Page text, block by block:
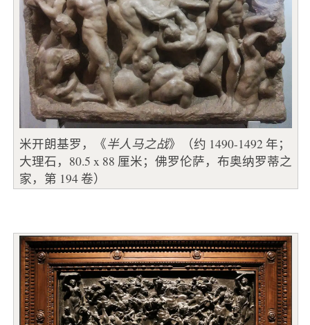
米开朗基罗，《半人马之战》（约 1490-1492 年；
大理石，80.5 x 88 厘米；佛罗伦萨，布奥纳罗蒂之
家，第 194 卷）